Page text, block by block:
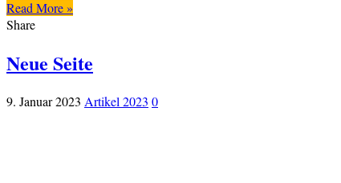
Read More »
Share
Neue Seite
9. Januar 2023 Artikel 2023 0